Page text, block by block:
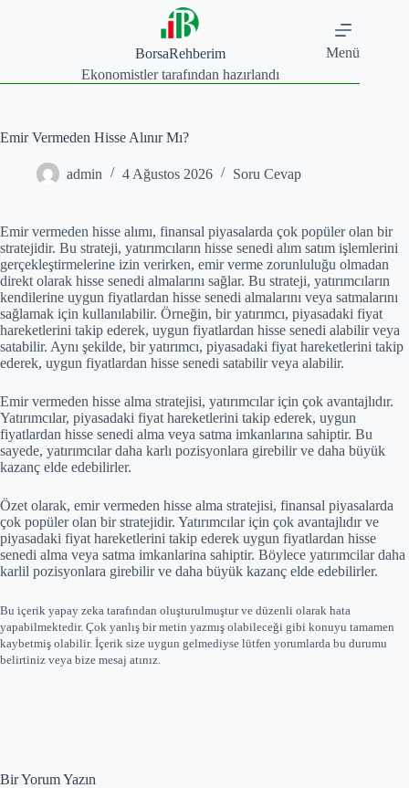
BorsaRehberim
Ekonomistler tarafından hazırlandı
Menü
Emir Vermeden Hisse Alınır Mı?
admin 4 Ağustos 2026 Soru Cevap
Emir vermeden hisse alımı, finansal piyasalarda çok popüler olan bir
stratejidir. Bu strateji, yatırımcıların hisse senedi alım satım işlemlerini
gerçekleştirmelerine izin verirken, emir verme zorunluluğu olmadan
direkt olarak hisse senedi almalarını sağlar. Bu strateji, yatırımcıların
kendilerine uygun fiyatlardan hisse senedi almalarını veya satmalarını
sağlamak için kullanılabilir. Örneğin, bir yatırımcı, piyasadaki fiyat
hareketlerini takip ederek, uygun fiyatlardan hisse senedi alabilir veya
satabilir. Aynı şekilde, bir yatırımcı, piyasadaki fiyat hareketlerini takip
ederek, uygun fiyatlardan hisse senedi satabilir veya alabilir.
Emir vermeden hisse alma stratejisi, yatırımcılar için çok avantajlıdır.
Yatırımcılar, piyasadaki fiyat hareketlerini takip ederek, uygun
fiyatlardan hisse senedi alma veya satma imkanlarına sahiptir. Bu
sayede, yatırımcılar daha karlı pozisyonlara girebilir ve daha büyük
kazanç elde edebilirler.
Özet olarak, emir vermeden hisse alma stratejisi, finansal piyasalarda
çok popüler olan bir stratejidir. Yatırımcılar için çok avantajlıdır ve
piyasadaki fiyat hareketlerini takip ederek uygun fiyatlardan hisse
senedi alma veya satma imkanlarina sahiptir. Böylece yatırımcilar daha
karlil pozisyonlara girebilir ve daha büyük kazanç elde edebilirler.
Bu içerik yapay zeka tarafından oluşturulmuştur ve düzenli olarak hata
yapabilmektedir. Çok yanlış bir metin yazmış olabileceği gibi konuyu tamamen
kaybetmiş olabilir. İçerik size uygun gelmediyse lütfen yorumlarda bu durumu
belirtiniz veya bize mesaj atınız.
Bir Yorum Yazın